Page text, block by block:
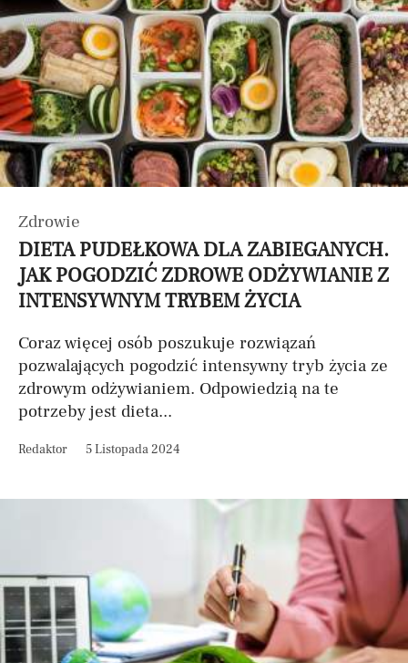
Zdrowie
DIETA PUDEŁKOWA DLA ZABIEGANYCH.
JAK POGODZIĆ ZDROWE ODŻYWIANIE Z
INTENSYWNYM TRYBEM ŻYCIA
Coraz więcej osób poszukuje rozwiązań
pozwalających pogodzić intensywny tryb życia ze
zdrowym odżywianiem. Odpowiedzią na te
potrzeby jest dieta...
Redaktor 5 Listopada 2024